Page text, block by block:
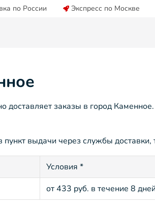
по России Экспресс по Москве
заказы в город
выдачи через службы доставки,
Условия *
от 433 руб. в течение 8 дней